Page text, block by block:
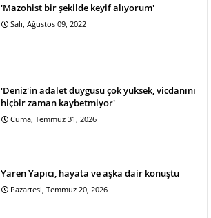
'Mazohist bir şekilde keyif alıyorum'
Salı, Ağustos 09, 2022
'Deniz'in adalet duygusu çok yüksek, vicdanını
hiçbir zaman kaybetmiyor'
Cuma, Temmuz 31, 2026
Yaren Yapıcı, hayata ve aşka dair konuştu
Pazartesi, Temmuz 20, 2026